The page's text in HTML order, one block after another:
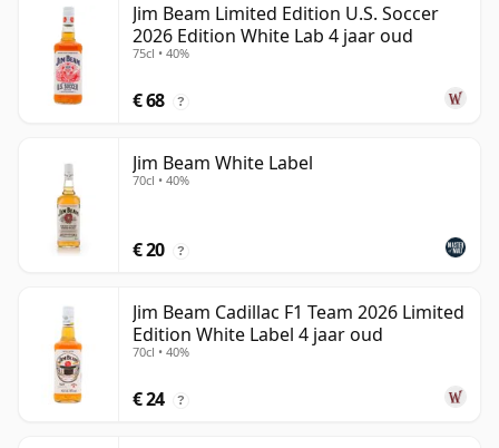
Jim Beam Limited Edition U.S. Soccer
2026 Edition White Lab 4 jaar oud
75cl • 40%
€ 68 ?
Jim Beam White Label
70cl • 40%
€ 20 ?
Jim Beam Cadillac F1 Team 2026 Limited
Edition White Label 4 jaar oud
70cl • 40%
€ 24 ?